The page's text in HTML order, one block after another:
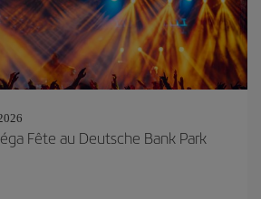
Fête au Deutsche Bank Park